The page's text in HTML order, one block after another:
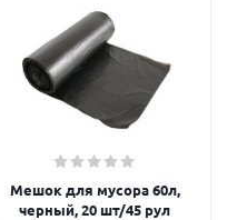
Мешок для мусора 60л,
черный, 20 шт/45 рул